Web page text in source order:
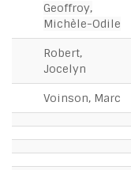
Geoffroy,
Michèle-Odile
Robert,
Jocelyn
Voinson, Marc